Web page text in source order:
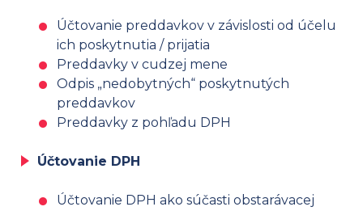
Účtovanie preddavkov v závislosti od účelu
ich poskytnutia / prijatia
Preddavky v cudzej mene
Odpis „nedobytných“ poskytnutých
preddavkov
Preddavky z pohľadu DPH
Účtovanie DPH
Účtovanie DPH ako súčasti obstarávacej